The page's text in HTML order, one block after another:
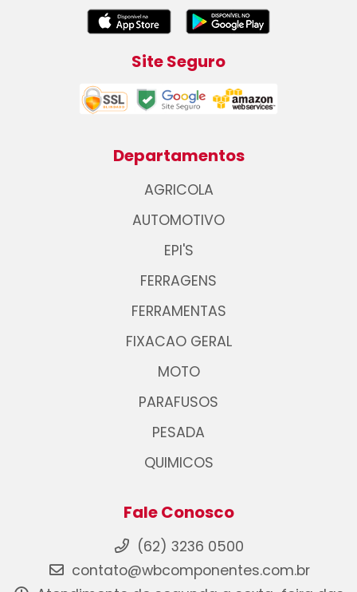
Site Seguro
Departamentos
AGRICOLA
AUTOMOTIVO
EPI'S
FERRAGENS
FERRAMENTAS
FIXACAO GERAL
MOTO
PARAFUSOS
PESADA
QUIMICOS
Fale Conosco
(62) 3236 0500
contato@wbcomponentes.com.br